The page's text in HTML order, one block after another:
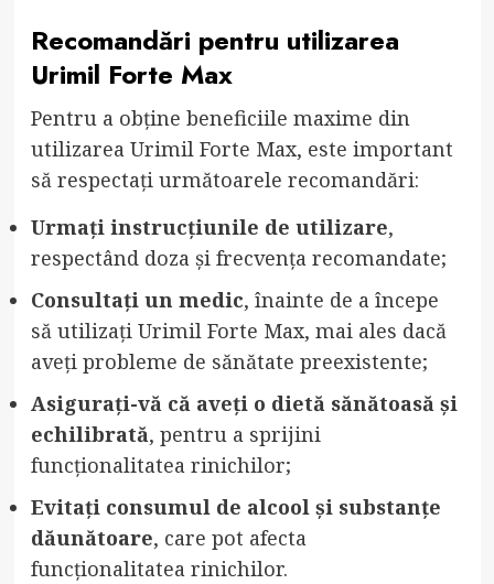
Recomandări pentru utilizarea
Urimil Forte Max
Pentru a obține beneficiile maxime din
utilizarea Urimil Forte Max, este important
să respectați următoarele recomandări:
Urmați instrucțiunile de utilizare,
respectând doza și frecvența recomandate;
Consultați un medic, înainte de a începe
să utilizați Urimil Forte Max, mai ales dacă
aveți probleme de sănătate preexistente;
Asigurați-vă că aveți o dietă sănătoasă și
echilibrată, pentru a sprijini
funcționalitatea rinichilor;
Evitați consumul de alcool și substanțe
dăunătoare, care pot afecta
funcționalitatea rinichilor.